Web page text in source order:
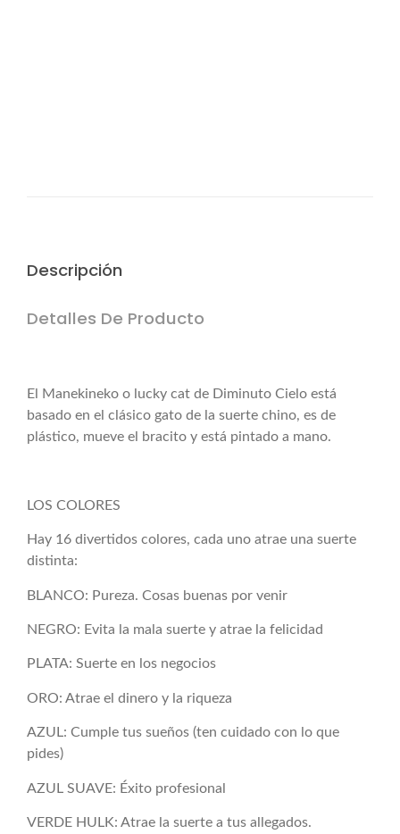
Descripción
Detalles De Producto
El Manekineko o lucky cat de Diminuto Cielo está
basado en el clásico gato de la suerte chino, es de
plástico, mueve el bracito y está pintado a mano.
LOS COLORES
Hay 16 divertidos colores, cada uno atrae una suerte
distinta:
BLANCO: Pureza. Cosas buenas por venir
NEGRO: Evita la mala suerte y atrae la felicidad
PLATA: Suerte en los negocios
ORO: Atrae el dinero y la riqueza
AZUL: Cumple tus sueños (ten cuidado con lo que
pides)
AZUL SUAVE: Éxito profesional
VERDE HULK: Atrae la suerte a tus allegados.